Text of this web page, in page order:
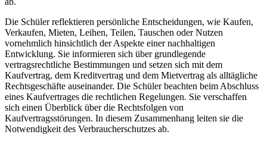
Die Schüler reflektieren persönliche Entscheidungen, wie Kaufen,
Verkaufen, Mieten, Leihen, Teilen, Tauschen oder Nutzen
vornehmlich hinsichtlich der Aspekte einer nachhaltigen
Entwicklung. Sie informieren sich über grundlegende
vertragsrechtliche Bestimmungen und setzen sich mit dem
Kaufvertrag, dem Kreditvertrag und dem Mietvertrag als alltägliche
Rechtsgeschäfte auseinander. Die Schüler beachten beim Abschluss
eines Kaufvertrages die rechtlichen Regelungen. Sie verschaffen
sich einen Überblick über die Rechtsfolgen von
Kaufvertragsstörungen. In diesem Zusammenhang leiten sie die
Notwendigkeit des Verbraucherschutzes ab.